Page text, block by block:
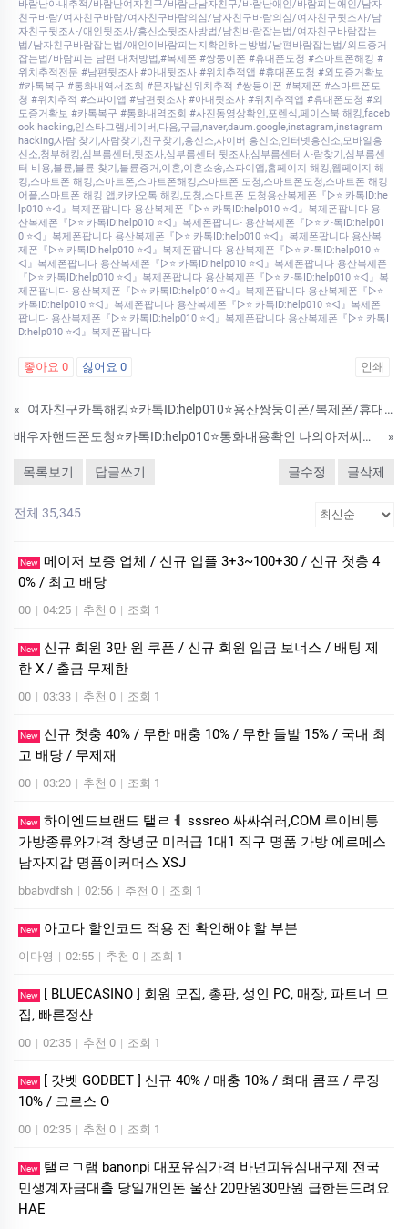
바람난아내추적/바람난여자친구/바람난남자친구/바람난애인/바람피는애인/남자
친구바람/여자친구바람/여자친구바람의심/남자친구바람의심/여자친구뒷조사/남
자친구뒷조사/애인뒷조사/흥신소뒷조사방법/남친바람잡는법/여자친구바람잡는
법/남자친구바람잡는법/애인이바람피는지확인하는방법/남편바람잡는법/외도증거
잡는법/바람피는 남편 대처방법,#복제폰 #쌍둥이폰 #휴대폰도청 #스마트폰해킹 #
위치추적전문 #남편뒷조사 #아내뒷조사 #위치추적앱 #휴대폰도청 #외도증거확보
#카톡복구 #통화내역서조회 #문자발신위치추적 #쌍둥이폰 #복제폰 #스마트폰도
청 #위치추적 #스파이앱 #남편뒷조사 #아내뒷조사 #위치추적앱 #휴대폰도청 #외
도증거확보 #카톡복구 #통화내역조회 #사진동영상확인,포렌식,페이스북 해킹,faceb
ook hacking,인스타그램,네이버,다음,구글,naver,daum.google,instagram,instagram
hacking,사람 찾기,사람찾기,친구찾기,흥신소,사이버 흥신소,인터넷흥신소,모바일흥
신소,청부해킹,심부름센터,뒷조사,심부름센터 뒷조사,심부름센터 사람찾기,심부름센
터 비용,불륜,불륜 찾기,불륜증거,이혼,이혼소송,스파이앱,홈페이지 해킹,웹페이지 해
킹,스마트폰 해킹,스마트폰,스마트폰해킹,스마트폰 도청,스마트폰도청,스마트폰 해킹
어플,스마트폰 해킹 앱,카카오톡 해킹,도청,스마트폰 도청용산복제폰『▷⭐ 카톡ID:he
lp010 ⭐◁』복제폰팝니다 용산복제폰『▷⭐ 카톡ID:help010 ⭐◁』복제폰팝니다 용
산복제폰『▷⭐ 카톡ID:help010 ⭐◁』복제폰팝니다 용산복제폰『▷⭐ 카톡ID:help01
0 ⭐◁』복제폰팝니다 용산복제폰『▷⭐ 카톡ID:help010 ⭐◁』복제폰팝니다 용산복
제폰『▷⭐ 카톡ID:help010 ⭐◁』복제폰팝니다 용산복제폰『▷⭐ 카톡ID:help010 ⭐
◁』복제폰팝니다 용산복제폰『▷⭐ 카톡ID:help010 ⭐◁』복제폰팝니다 용산복제폰
『▷⭐ 카톡ID:help010 ⭐◁』복제폰팝니다 용산복제폰『▷⭐ 카톡ID:help010 ⭐◁』복
제폰팝니다 용산복제폰『▷⭐ 카톡ID:help010 ⭐◁』복제폰팝니다 용산복제폰『▷⭐
카톡ID:help010 ⭐◁』복제폰팝니다 용산복제폰『▷⭐ 카톡ID:help010 ⭐◁』복제폰
팝니다 용산복제폰『▷⭐ 카톡ID:help010 ⭐◁』복제폰팝니다 용산복제폰『▷⭐ 카톡I
D:help010 ⭐◁』복제폰팝니다
좋아요 0 싫어요 0 인쇄
«
여자친구카톡해킹⭐카톡ID:help010⭐용산쌍둥이폰/복제폰/휴대폰복제/위치추적/핸드폰도청/IT인터넷흥신소
배우자핸드폰도청⭐카톡ID:help010⭐통화내용확인 나의아저씨도청앱
»
목록보기 답글쓰기 글수정 글삭제
전체 35,345
New 메이저 보증 업체 / 신규 입플 3+3~100+30 / 신규 첫충 4
0% / 최고 배당
00 | 04:25 | 추천 0 | 조회 1
New
신규 회원 3만 원 쿠폰 / 신규 회원 입금 보너스 / 배팅 제
한 X / 출금 무제한
00 | 03:33 | 추천 0 | 조회 1
New
신규 첫충 40% / 무한 매충 10% / 무한 돌발 15% / 국내 최
고 배당 / 무제재
00 | 03:20 | 추천 0 | 조회 1
New 하이엔드브랜드 탤ㄹㅔ sssreo 싸싸숴러,COM 루이비통
가방종류와가격 창녕군 미러급 1대1 직구 명품 가방 에르메스
남자지갑 명품이커머스 XSJ
bbabvdfsh | 02:56 | 추천 0 | 조회 1
New 아고다 할인코드 적용 전 확인해야 할 부분
이다영 | 02:55 | 추천 0 | 조회 1
New
[ BLUECASINO ] 회원 모집, 총판, 성인 PC, 매장, 파트너 모
집, 빠른정산
00 | 02:35 | 추천 0 | 조회 1
New
[ 갓벳 GODBET ] 신규 40% / 매충 10% / 최대 콤프 / 루징
10% / 크로스 O
00 | 02:35 | 추천 0 | 조회 1
New
탤ㄹㄱ램 banonpi 대포유심가격 바넌피유심내구제 전국
민생계자금대출 당일개인돈 울산 20만원30만원 급한돈드려요
HAE